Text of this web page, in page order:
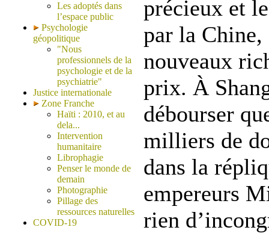
Les adoptés dans
l’espace public
Psychologie
géopolitique
"Nous
professionnels de la
psychologie et de la
psychiatrie"
Justice internationale
Zone Franche
Haïti : 2010, et au
dela...
Intervention
humanitaire
Librophagie
Penser le monde de
demain
Photographie
Pillage des
ressources naturelles
COVID-19
précieux et
par la Chine,
nouveaux
prix. À
débourser
milliers de
dans la
empereurs
rien